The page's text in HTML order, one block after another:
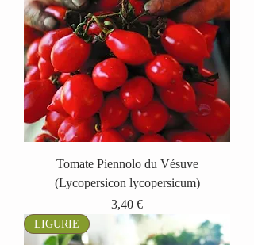
Tomate Piennolo du Vésuve
(Lycopersicon lycopersicum)
Prix
3,40 €
LIGURIE